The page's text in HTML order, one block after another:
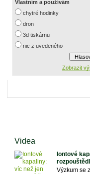
Vlastním a používám
chytré hodinky
dron
3d tiskárnu
nic z uvedeného
Zobrazit
Videa
Iontové
Výzkum se